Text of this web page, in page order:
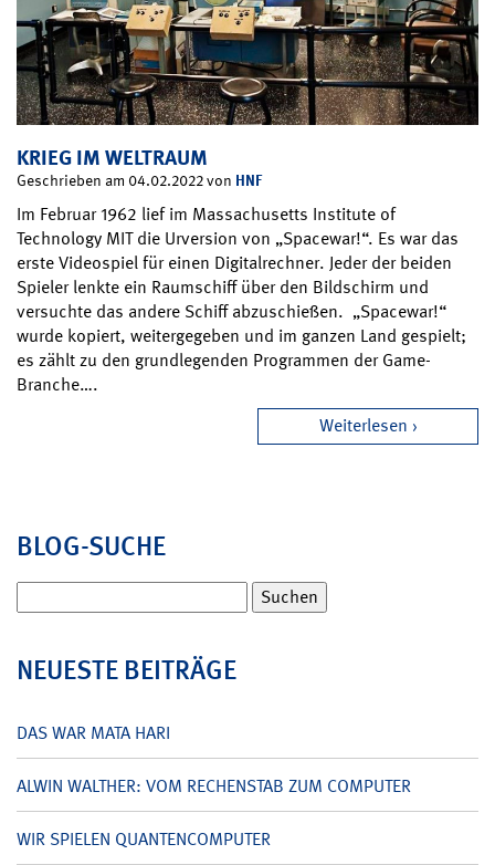
KRIEG IM WELTRAUM
Geschrieben am 04.02.2022 von HNF
Im Februar 1962 lief im Massachusetts Institute of
Technology MIT die Urversion von „Spacewar!“. Es war das
erste Videospiel für einen Digitalrechner. Jeder der beiden
Spieler lenkte ein Raumschiff über den Bildschirm und
versuchte das andere Schiff abzuschießen. „Spacewar!“
wurde kopiert, weitergegeben und im ganzen Land gespielt;
es zählt zu den grundlegenden Programmen der Game-
Branche….
Weiterlesen
BLOG-SUCHE
nach:
NEUESTE BEITRÄGE
DAS WAR MATA HARI
ALWIN WALTHER: VOM RECHENSTAB ZUM COMPUTER
WIR SPIELEN QUANTENCOMPUTER